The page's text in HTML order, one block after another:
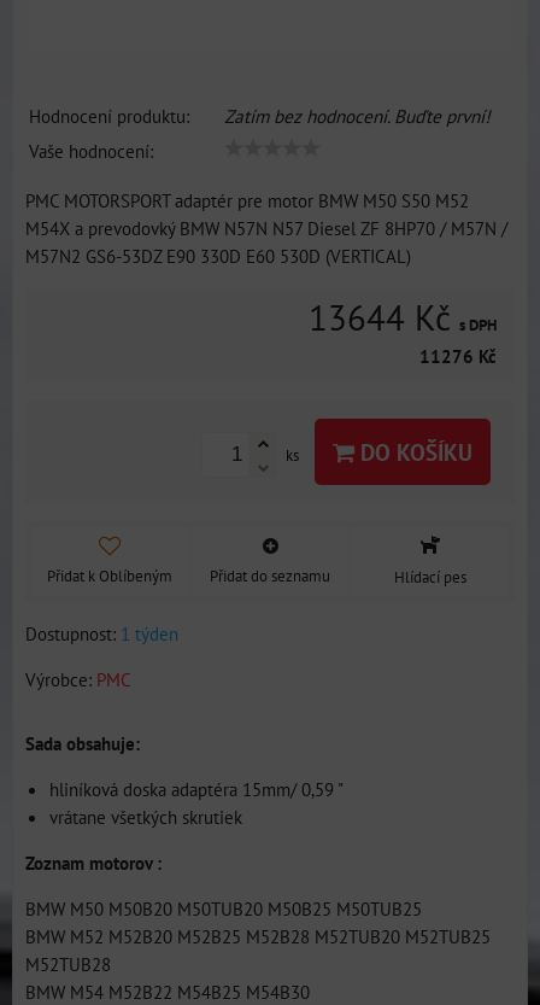
Hodnocení produktu:
Zatím bez hodnocení. Buďte první!
Vaše hodnocení:
PMC MOTORSPORT adaptér pre motor BMW M50 S50 M52
M54X a prevodovký BMW N57N N57 Diesel ZF 8HP70 / M57N /
M57N2 GS6-53DZ E90 330D E60 530D (VERTICAL)
13644 Kč s DPH
11276 Kč
ks DO KOŠÍKU
Přidat k Oblíbeným Přidat do seznamu Hlídací pes
Dostupnost: 1 týden
Výrobce: PMC
Sada obsahuje:
hliníková doska adaptéra 15mm/ 0,59 "
vrátane všetkých skrutiek
Zoznam motorov :
BMW M50 M50B20 M50TUB20 M50B25 M50TUB25
BMW M52 M52B20 M52B25 M52B28 M52TUB20 M52TUB25
M52TUB28
BMW M54 M52B22 M54B25 M54B30